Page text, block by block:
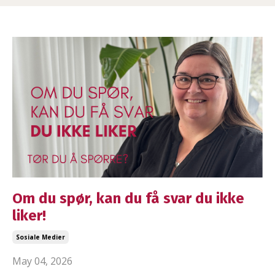
Om du spør, kan du få svar du ikke
liker!
Sosiale Medier
May 04, 2026